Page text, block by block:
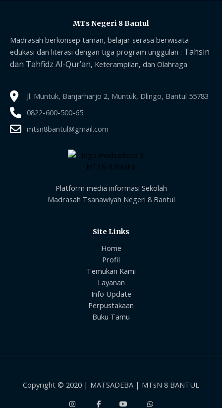
MTs Negeri 8 Bantul
Madrasah berkonsep taman, belajar serasa berwisata
edukasi dan literasi dengan tiga program unggulan : Tahsin
dan Tahfidz Al-Qur’an, Keterampilan, dan Olahraga
Jl. Muntuk, Banjarharjo 2, Muntuk, Dlingo, Bantul 55783
0822-600-500-65
mtsn8bantul@gmail.com
Platform media informasi Sekolah
Madrasah Tsanawiyah Negeri 8 Bantul
Site Links
Home
Profil
Temukan Kami
Layanan
Info Update
Perpustakaan
Buku Tamu
Copyright © 2020 | MATSADEBA | MTsN 8 BANTUL